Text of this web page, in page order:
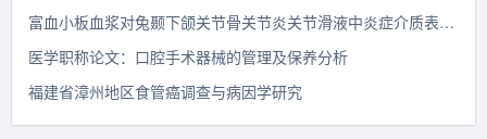
富血小板血浆对兔颞下颌关节骨关节炎关节滑液中炎症介质表达水平影响的实验研究
医学职称论文：口腔手术器械的管理及保养分析
福建省漳州地区食管癌调查与病因学研究